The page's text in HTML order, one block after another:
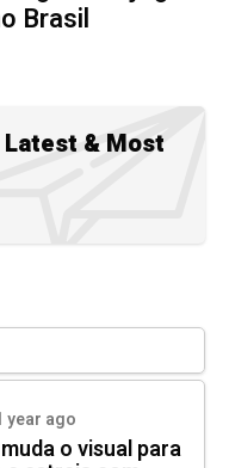
Brasil
& Most
year ago
o visual para